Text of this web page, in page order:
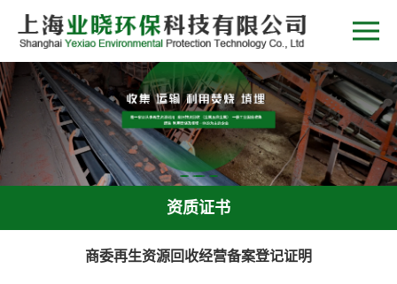
资质证书
商委再生资源回收经营备案登记证明